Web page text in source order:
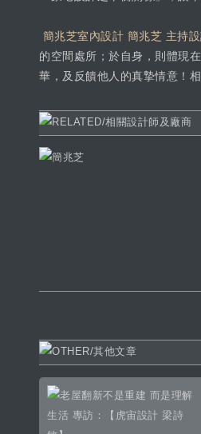
簡兆芝室內設計 簡兆芝 主持
的空間處所；於自身，則體現
華，及反饋他人的真摯情意！